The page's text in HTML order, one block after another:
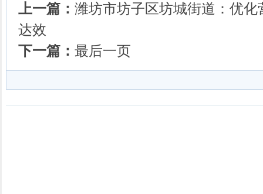
上一篇： 潍坊市坊子区坊城街道：优
达效
下一篇： 最后一页